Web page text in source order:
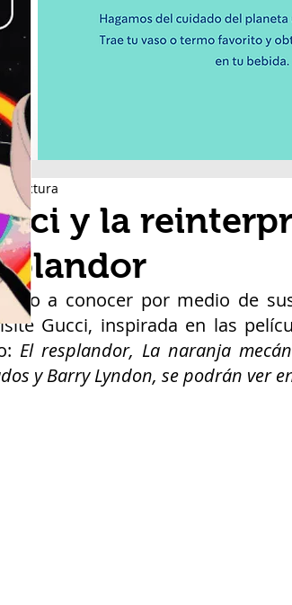
y la
lectura
dio a conocer por medio de
Gucci, inspirada en las
El resplandor, La naranja
y Barry Lyndon, se podrán ver